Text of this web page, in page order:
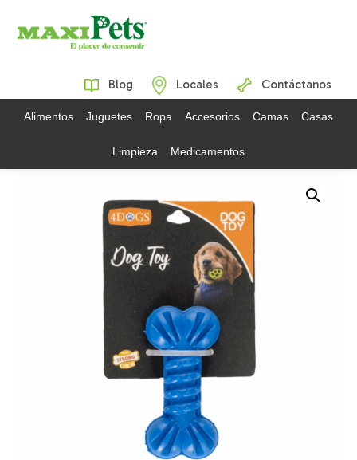
Blog Locales Contáctanos
Alimentos Juguetes Ropa Accesorios Camas Casas
Limpieza Medicamentos